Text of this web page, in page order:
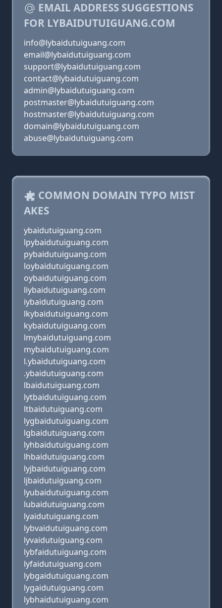
EMAIL ADDRESS SUGGESTIONS
FOR LYBAIDUTUIGUANG.COM
info@lybaidutuiguang.com
email@lybaidutuiguang.com
support@lybaidutuiguang.com
contact@lybaidutuiguang.com
admin@lybaidutuiguang.com
postmaster@lybaidutuiguang.com
hostmaster@lybaidutuiguang.com
domain@lybaidutuiguang.com
abuse@lybaidutuiguang.com
COMMON DOMAIN TYPO MIST
AKES
ybaidutuiguang.com
lpybaidutuiguang.com
pybaidutuiguang.com
loybaidutuiguang.com
oybaidutuiguang.com
liybaidutuiguang.com
iybaidutuiguang.com
lkybaidutuiguang.com
kybaidutuiguang.com
lmybaidutuiguang.com
mybaidutuiguang.com
l.ybaidutuiguang.com
.ybaidutuiguang.com
lbaidutuiguang.com
lytbaidutuiguang.com
ltbaidutuiguang.com
lygbaidutuiguang.com
lgbaidutuiguang.com
lyhbaidutuiguang.com
lhbaidutuiguang.com
lyjbaidutuiguang.com
ljbaidutuiguang.com
lyubaidutuiguang.com
lubaidutuiguang.com
lyaidutuiguang.com
lybvaidutuiguang.com
lyvaidutuiguang.com
lybfaidutuiguang.com
lyfaidutuiguang.com
lybgaidutuiguang.com
lygaidutuiguang.com
lybhaidutuiguang.com